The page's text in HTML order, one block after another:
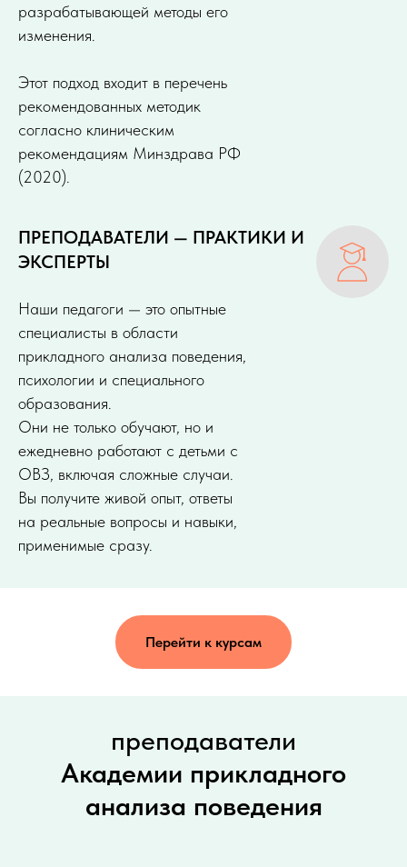
разрабатывающей методы его
изменения.
Этот подход входит в перечень
рекомендованных методик
согласно клиническим
рекомендациям Минздрава РФ
(2020).
ПРЕПОДАВАТЕЛИ — ПРАКТИКИ И
ЭКСПЕРТЫ
Наши педагоги — это опытные
специалисты в области
прикладного анализа поведения,
психологии и специального
образования.
Они не только обучают, но и
ежедневно работают с детьми с
ОВЗ, включая сложные случаи.
Вы получите живой опыт, ответы
на реальные вопросы и навыки,
применимые сразу.
Перейти к курсам
преподаватели
Академии прикладного
анализа поведения